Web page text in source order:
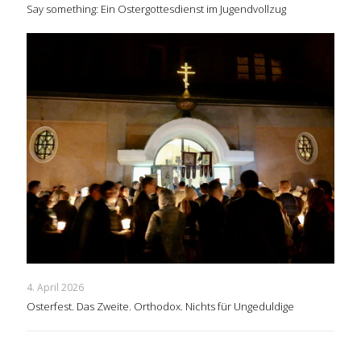
Say something: Ein Ostergottesdienst im Jugendvollzug
4. April 2026
Osterfest. Das Zweite. Orthodox. Nichts für Ungeduldige